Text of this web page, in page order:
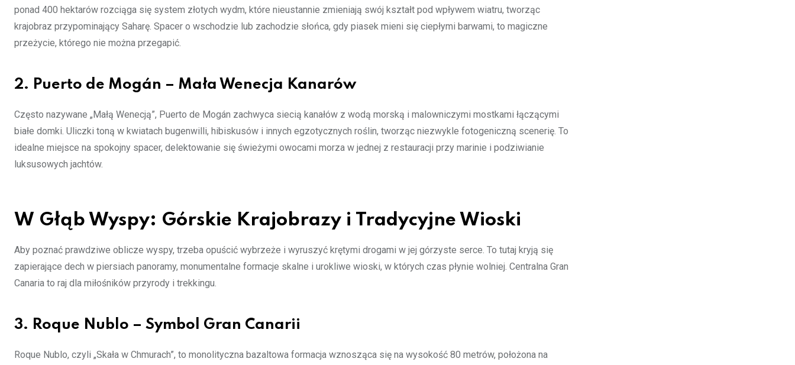
ponad 400 hektarów rozciąga się system złotych wydm, które nieustannie zmieniają swój kształt pod wpływem wiatru, tworząc
krajobraz przypominający Saharę. Spacer o wschodzie lub zachodzie słońca, gdy piasek mieni się ciepłymi barwami, to magiczne
przeżycie, którego nie można przegapić.
2. Puerto de Mogán – Mała Wenecja Kanarów
Często nazywane „Małą Wenecją”, Puerto de Mogán zachwyca siecią kanałów z wodą morską i malowniczymi mostkami łączącymi
białe domki. Uliczki toną w kwiatach bugenwilli, hibiskusów i innych egzotycznych roślin, tworząc niezwykle fotogeniczną scenerię. To
idealne miejsce na spokojny spacer, delektowanie się świeżymi owocami morza w jednej z restauracji przy marinie i podziwianie
luksusowych jachtów.
W Głąb Wyspy: Górskie Krajobrazy i Tradycyjne Wioski
Aby poznać prawdziwe oblicze wyspy, trzeba opuścić wybrzeże i wyruszyć krętymi drogami w jej górzyste serce. To tutaj kryją się
zapierające dech w piersiach panoramy, monumentalne formacje skalne i urokliwe wioski, w których czas płynie wolniej. Centralna Gran
Canaria to raj dla miłośników przyrody i trekkingu.
3. Roque Nublo – Symbol Gran Canarii
Roque Nublo, czyli „Skała w Chmurach”, to monolityczna bazaltowa formacja wznosząca się na wysokość 80 metrów, położona na